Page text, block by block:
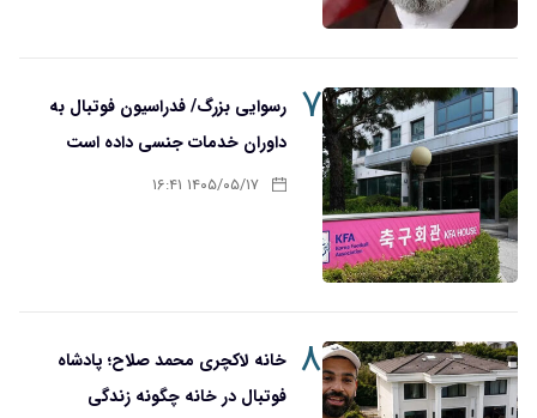
۷ رسوایی بزرگ/ فدراسیون فوتبال به
داوران خدمات جنسی داده است
۱۴۰۵/۰۵/۱۷ ۱۶:۴۱
۸ خانه لاکچری محمد صلاح؛ پادشاه
فوتبال در خانه چگونه زندگی